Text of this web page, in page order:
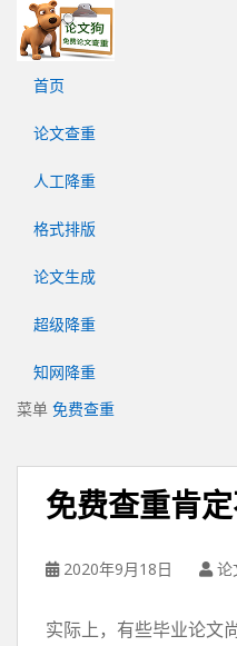
首页
论文查重
人工降重
格式排版
论文生成
超级降重
知网降重
菜单 免费查重
免费查重肯
2020年9月18日 论
实际上，有些毕业论文